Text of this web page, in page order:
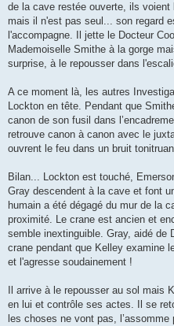
de la cave restée ouverte, ils
mais il n'est pas seul... son regard
l'accompagne. Il jette le Docteur
Mademoiselle Smithe à la gorge
surprise, à le repousser dans
A ce moment là, les autres
Lockton en tête. Pendant que
canon de son fusil dans
retrouve canon à canon avec le
ouvrent le feu dans un bruit
Bilan... Lockton est touché,
Gray descendent à la cave et font
humain a été dégagé du mur de la
proximité. Le crane est ancien et
semble inextinguible. Gray, aidé de
crane pendant que Kelley examine
et l'agresse soudainement !
Il arrive à le repousser au sol mais
en lui et contrôle ses actes. Il se
les choses ne vont pas,